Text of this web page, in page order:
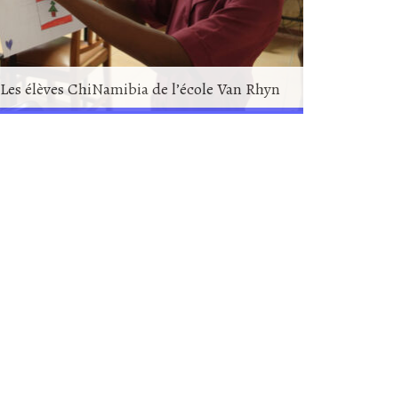
Les élèves ChiNamibia de l’école Van Rhyn